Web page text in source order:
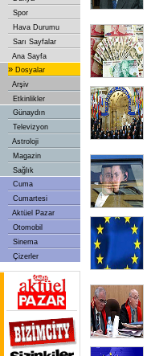
Spor
Hava Durumu
Sarı Sayfalar
Ana Sayfa
» Dosyalar
Arşiv
Etkinlikler
Günaydın
Televizyon
Astroloji
Magazin
Sağlık
Cuma
Cumartesi
Aktüel Pazar
Otomobil
Sinema
Çizerler